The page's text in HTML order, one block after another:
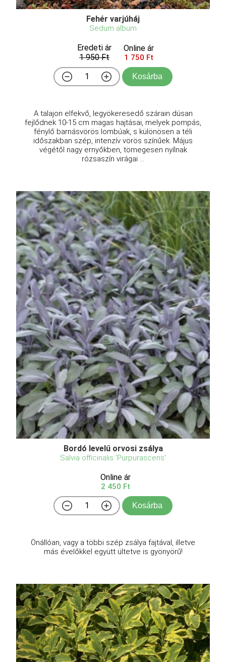
Fehér varjúháj
Sedum album
Eredeti ár
1 950 Ft
Online ár
1 750 Ft
Kosárba
A talajon elfekvő, legyökeresedő szárain dúsan
fejlődnek 10-15 cm magas hajtásai, melyek pompás,
fénylő barnásvörös lombúak, s különösen a téli
időszakban szép, intenzív vörös színűek. Május
végétől nagy ernyőkben, tömegesen nyílnak
rózsaszín virágai ...
Bordó levelű orvosi zsálya
Salvia officinalis 'Purpurascens'
Online ár
2 450 Ft
Kosárba
Önállóan, vagy a többi szép zsálya fajtával, illetve
más évelőkkel együtt ültetve is gyönyörű!